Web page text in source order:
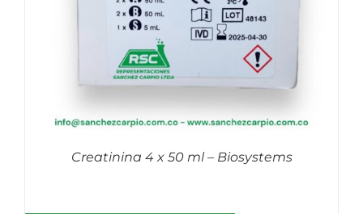
Creatinina 4 x 50 ml – Biosystems